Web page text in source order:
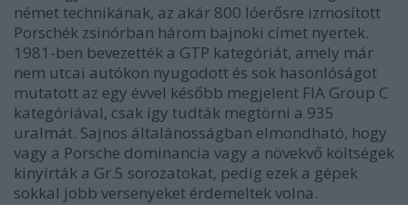
német technikának, az akár 800 lóerősre izmosított
Porschék zsinórban három bajnoki címet nyertek.
1981-ben bevezették a GTP kategóriát, amely már
nem utcai autókon nyugodott és sok hasonlóságot
mutatott az egy évvel később megjelent FIA Group C
kategóriával, csak így tudták megtörni a 935
uralmát. Sajnos általánosságban elmondható, hogy
vagy a Porsche dominancia vagy a növekvő költségek
kinyírták a Gr.5 sorozatokat, pedig ezek a gépek
sokkal jobb versenyeket érdemeltek volna.